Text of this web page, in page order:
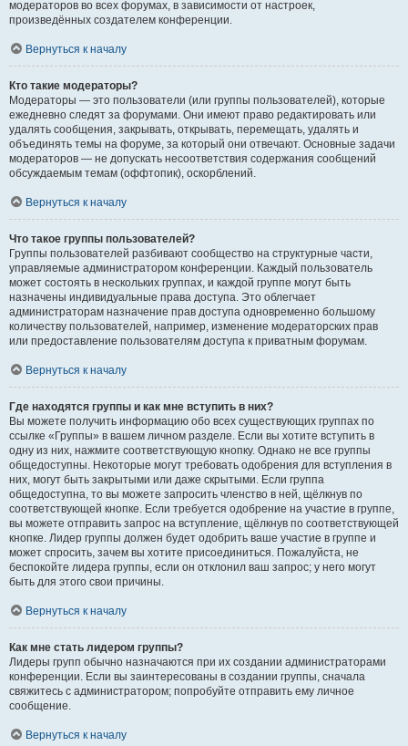
модераторов во всех форумах, в зависимости от настроек,
произведённых создателем конференции.
Вернуться к началу
Кто такие модераторы?
Модераторы — это пользователи (или группы пользователей), которые
ежедневно следят за форумами. Они имеют право редактировать или
удалять сообщения, закрывать, открывать, перемещать, удалять и
объединять темы на форуме, за который они отвечают. Основные задачи
модераторов — не допускать несоответствия содержания сообщений
обсуждаемым темам (оффтопик), оскорблений.
Вернуться к началу
Что такое группы пользователей?
Группы пользователей разбивают сообщество на структурные части,
управляемые администратором конференции. Каждый пользователь
может состоять в нескольких группах, и каждой группе могут быть
назначены индивидуальные права доступа. Это облегчает
администраторам назначение прав доступа одновременно большому
количеству пользователей, например, изменение модераторских прав
или предоставление пользователям доступа к приватным форумам.
Вернуться к началу
Где находятся группы и как мне вступить в них?
Вы можете получить информацию обо всех существующих группах по
ссылке «Группы» в вашем личном разделе. Если вы хотите вступить в
одну из них, нажмите соответствующую кнопку. Однако не все группы
общедоступны. Некоторые могут требовать одобрения для вступления в
них, могут быть закрытыми или даже скрытыми. Если группа
общедоступна, то вы можете запросить членство в ней, щёлкнув по
соответствующей кнопке. Если требуется одобрение на участие в группе,
вы можете отправить запрос на вступление, щёлкнув по соответствующей
кнопке. Лидер группы должен будет одобрить ваше участие в группе и
может спросить, зачем вы хотите присоединиться. Пожалуйста, не
беспокойте лидера группы, если он отклонил ваш запрос; у него могут
быть для этого свои причины.
Вернуться к началу
Как мне стать лидером группы?
Лидеры групп обычно назначаются при их создании администраторами
конференции. Если вы заинтересованы в создании группы, сначала
свяжитесь с администратором; попробуйте отправить ему личное
сообщение.
Вернуться к началу